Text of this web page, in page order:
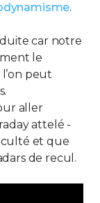
.
car notre
le
peut
aller
attelé -
et que
de recul.